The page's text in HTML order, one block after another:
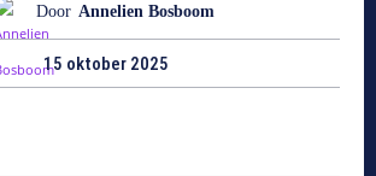
Door Annelien Bosboom
15 oktober 2025